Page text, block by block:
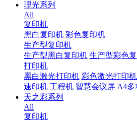
理光系列
All
复印机
黑白复印机 彩色复印机
生产型复印机
生产型黑白复印机 生产型彩色
打印机
黑白激光打印机 彩色激光打印机
速印机 工程机 智慧会议屏 A4多
天之彩系列
All
复印机